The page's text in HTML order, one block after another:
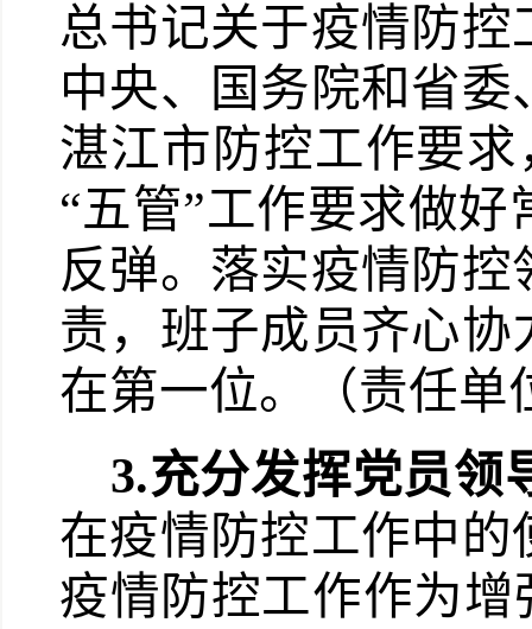
总书记关于疫情防
中央、国务院和省
湛江市防控工作要求
“五管”工作要求做
反弹。落实疫情防
责，班子成员齐心
在第一位。（责任单
3.充分发挥党员领
在疫情防控工作中
疫情防控工作作为增